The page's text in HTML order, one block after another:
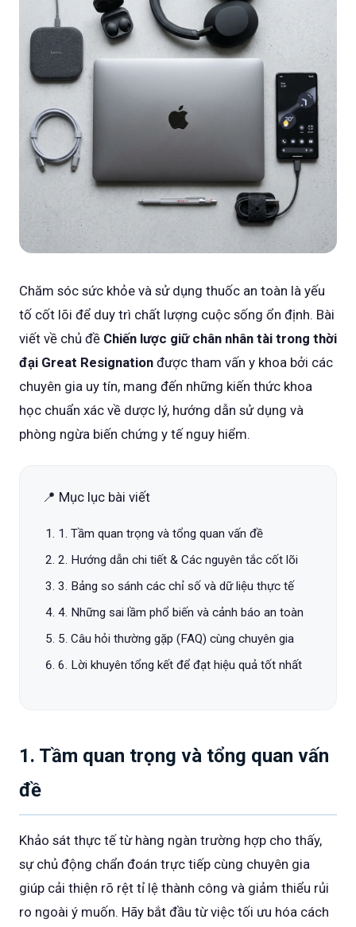
Chăm sóc sức khỏe và sử dụng thuốc an toàn là yếu
tố cốt lõi để duy trì chất lượng cuộc sống ổn định. Bài
viết về chủ đề Chiến lược giữ chân nhân tài trong thời
đại Great Resignation được tham vấn y khoa bởi các
chuyên gia uy tín, mang đến những kiến thức khoa
học chuẩn xác về dược lý, hướng dẫn sử dụng và
phòng ngừa biến chứng y tế nguy hiểm.
📍 Mục lục bài viết
1. Tầm quan trọng và tổng quan vấn đề
2. Hướng dẫn chi tiết & Các nguyên tắc cốt lõi
3. Bảng so sánh các chỉ số và dữ liệu thực tế
4. Những sai lầm phổ biến và cảnh báo an toàn
5. Câu hỏi thường gặp (FAQ) cùng chuyên gia
6. Lời khuyên tổng kết để đạt hiệu quả tốt nhất
1. Tầm quan trọng và tổng quan vấn
đề
Khảo sát thực tế từ hàng ngàn trường hợp cho thấy,
sự chủ động chẩn đoán trực tiếp cùng chuyên gia
giúp cải thiện rõ rệt tỉ lệ thành công và giảm thiểu rủi
ro ngoài ý muốn. Hãy bắt đầu từ việc tối ưu hóa cách